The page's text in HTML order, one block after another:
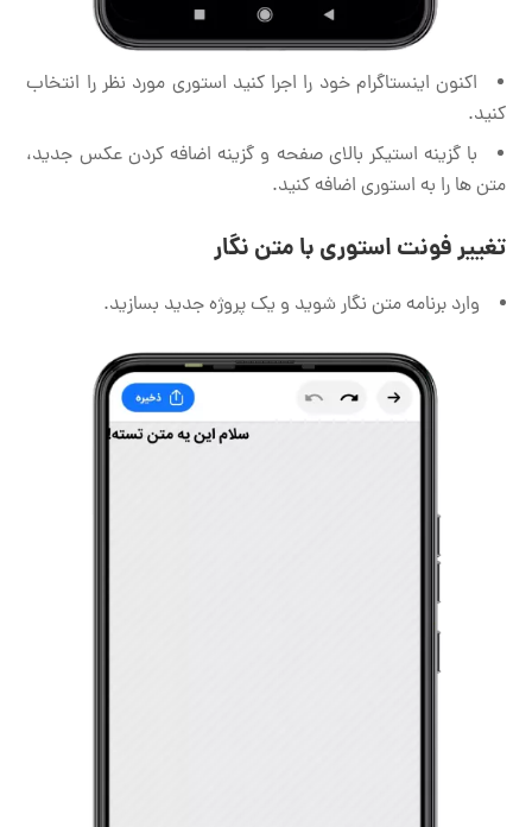
اکنون اینستاگرام خود را اجرا کنید استوری مورد نظر را انتخاب
کنید.
با گزینه استیکر بالای صفحه و گزینه اضافه کردن عکس جدید،
متن ها را به استوری اضافه کنید.
تغییر فونت استوری با متن نگار
وارد برنامه متن نگار شوید و یک پروژه جدید بسازید.